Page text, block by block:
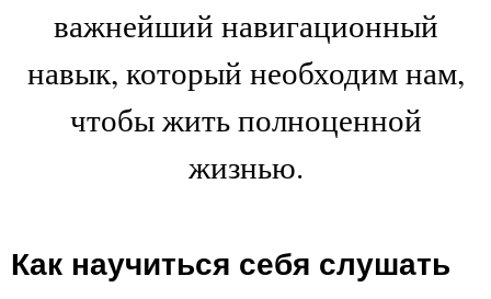
важнейший навигационный
навык, который необходим нам,
чтобы жить полноценной
жизнью.
Как научиться себя слушать